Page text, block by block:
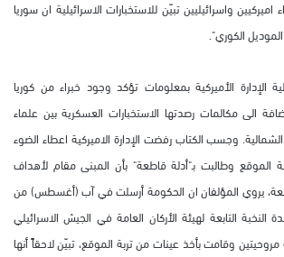
واسرائيليين تبيّن للاستخبارات الاسرائيلية ان سوريا
الكوري".
الإدارة الأميركية بمعلومات تؤكد وجود خبراء من كوريا
الى مكالمات رصدتها الاستخبارات العسكرية بين علماء
وجسب الكتاب رفضت الإدارة الاميركية اعطاء الضوء
الموقع وطالبت بـ"أدلة قاطعة" بأن المبنى مقام لأهداف
يروي المؤلفان ان الحكومة أرسلت في آب (أغسطس) من
التابعة لهيئة الأركان العامة في الجيش الاسرائيلي
وقامت بأخذ عينات من تربة الموقع، تبيّن لاحقاً أنها